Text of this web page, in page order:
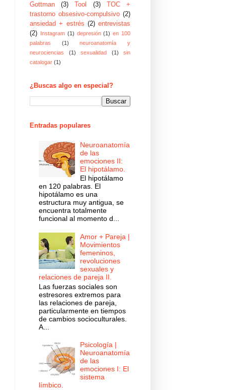
Gottman
(3) Tool (3)
TOC +
trastorno obsesivo-compulsivo (2)
ansiedad + estrés (2) entrevistas
(2) Instagram (1) depresión (1) en 100
palabras
(1)
neuroanatomía y
neurociencias
(1) sexualidad (1)
sin
catalogar (1)
¿Buscas algo en especial?
Entradas populares
Neuroanatomía
de las
emociones II:
El hipotálamo.
El hipotálamo
en 120 palabras. El
hipotálamo es una
estructura muy antigua, se
encuentra totalmente
funcional al momento d...
Amor + Pareja |
Movimientos
femeninos,
revoluciones
sexuales y
relaciones de pareja II.
Las fuerzas sociales son
estresores extremos para
las relaciones de pareja,
particularmente en tiempos
de cambios socioculturales.
A...
Psicología |
Neuroanatomía
de las
emociones I: El
sistema
límbico.